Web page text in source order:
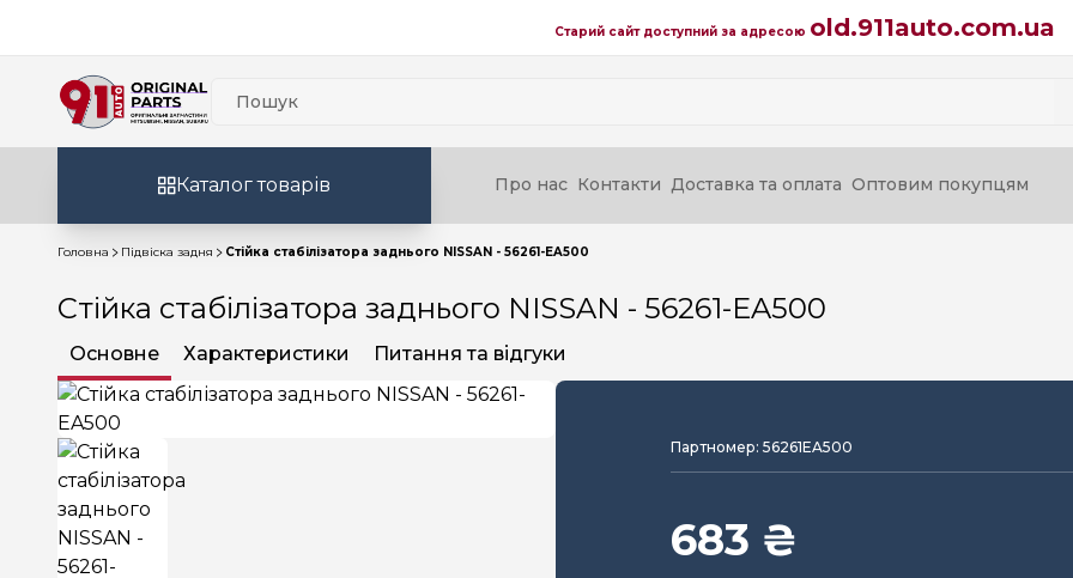
Старий сайт доступний за адресою old.911auto.com.ua
Каталог товарів Про нас Контакти Доставка та оплата Оптовим покупцям
Головна Підвіска задня Стійка стабілізатора заднього NISSAN - 56261-EA500
Стійка стабілізатора заднього NISSAN - 56261-EA500
Основне Характеристики Питання та відгуки
Партномер: 56261EA500
683 ₴